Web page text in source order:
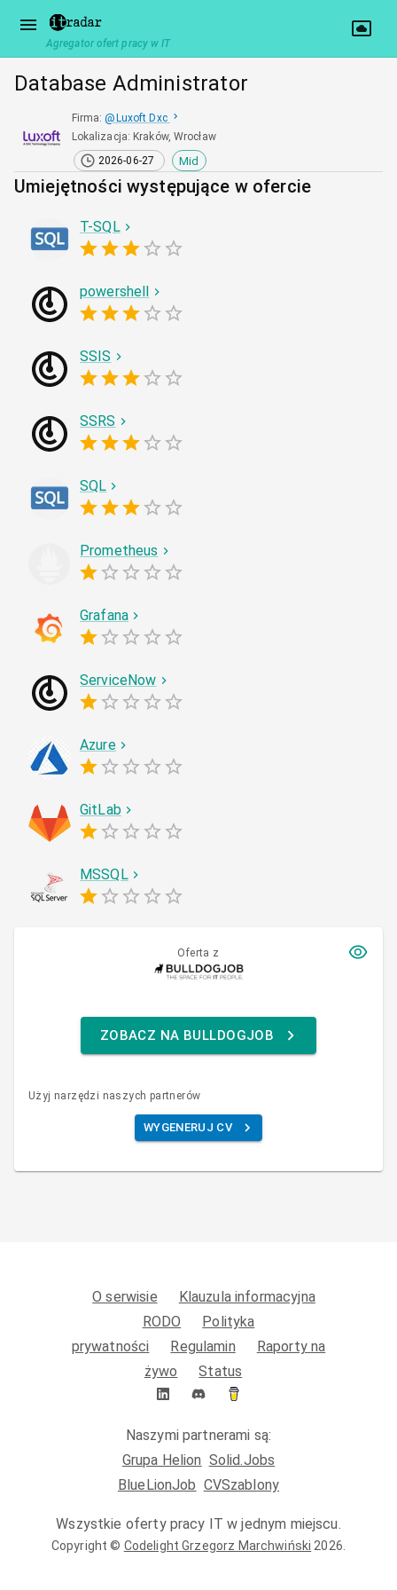
Agregator ofert pracy w IT
Database Administrator
Firma: @ Luxoft Dxc
Lokalizacja: Kraków, Wrocław
2026-06-27
Mid
Umiejętności występujące w ofercie
T-SQL
powershell
SSIS
SSRS
SQL
Prometheus
Grafana
ServiceNow
Azure
GitLab
MSSQL
Oferta z
ZOBACZ NA BULLDOGJOB
Użyj narzędzi naszych partnerów
WYGENERUJ CV
O serwisie
Klauzula informacyjna
RODO
Polityka
prywatności
Regulamin
Raporty na
żywo
Status
Naszymi partnerami są:
Grupa Helion Solid.Jobs
BlueLionJob CVSzablony
Wszystkie oferty pracy IT w jednym miejscu.
Copyright © Codelight Grzegorz Marchwiński 2026